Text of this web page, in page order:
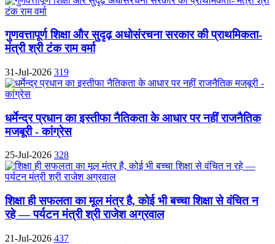
गुणवत्तापूर्ण शिक्षा और सुदृढ़ अधोसंरचना सरकार की प्राथमिकता-
मंत्री श्री टंक राम वर्मा
31-Jul-2026 319
धर्मेन्द्र प्रधान का इस्तीफा नैतिकता के आधार पर नहीं राजनैतिक
मजबूरी - कांग्रेस
25-Jul-2026 328
शिक्षा ही सफलता का मूल मंत्र है, कोई भी बच्चा शिक्षा से वंचित न
रहे — पर्यटन मंत्री श्री राजेश अग्रवाल
21-Jul-2026 437